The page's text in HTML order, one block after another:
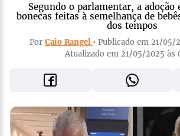
Segundo o parlamentar, a adoção
bonecas feitas à semelhança de
dos tempos
Por Caio Rangel • Publicado em 21/05/
Atualizado em 21/05/2025 às